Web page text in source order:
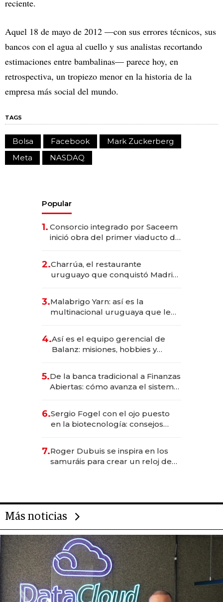
reciente.
Aquel 18 de mayo de 2012 —con sus errores técnicos, sus
bancos con el agua al cuello y sus analistas recortando
estimaciones entre bambalinas— parece hoy, en
retrospectiva, un tropiezo menor en la historia de la
empresa más social del mundo.
TAGS
Bolsa Facebook
Mark Zuckerberg
Meta
NASDAQ
Popular
1. Consorcio integrado por Saceem
inició obra del primer viaducto de
millones
2.Charrúa, el restaurante
uruguayo que conquistó Madrid:
anticipación y prepara apertura
3.Malabrigo Yarn: así es la
multinacional uruguaya que le
4.Así es el equipo gerencial de
Balanz: misiones, hobbies y
5.De la banca tradicional a Finanzas
Abiertas: cómo avanza el sistema
6.Sergio Fogel con el ojo puesto
en la biotecnología: consejos
rol de la IA
7.Roger Dubuis se inspira en los
samuráis para crear un reloj de
Más noticias